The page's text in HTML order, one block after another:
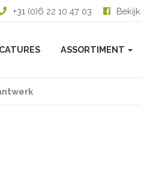
+31 (0)6 22 10 47 03
ASSORTIMENT